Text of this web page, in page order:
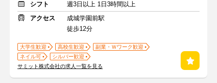
シフト
週3日以上 1日3時間以上
アクセス
成城学園前駅
徒歩12分
大学生歓迎 高校生歓迎
副業・Ｗワーク歓迎
ネイル可
シルバー歓迎
サミット株式会社の求人一覧を見る